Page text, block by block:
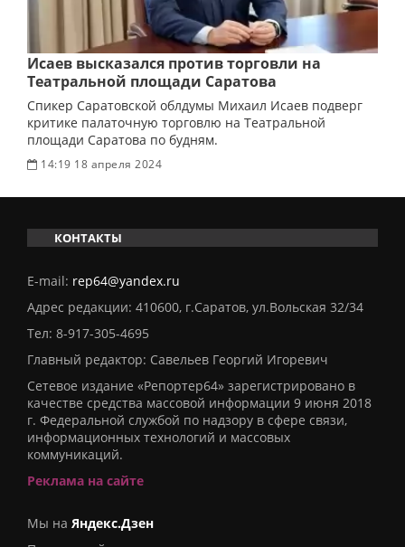
Исаев высказался против торговли на
Театральной площади Саратова
Спикер Саратовской облдумы Михаил Исаев подверг
критике палаточную торговлю на Театральной
площади Саратова по будням.
14:19 18 апреля 2024
КОНТАКТЫ
E-mail: rep64@yandex.ru
Адрес редакции: 410600, г.Саратов, ул.Вольская 32/34
Тел: 8-917-305-4695
Главный редактор: Савельев Георгий Игоревич
Сетевое издание «Репортер64» зарегистрировано в
качестве средства массовой информации 9 июня 2018
г. Федеральной службой по надзору в сфере связи,
информационных технологий и массовых
коммуникаций.
Реклама на сайте
Мы на Яндекс.Дзен